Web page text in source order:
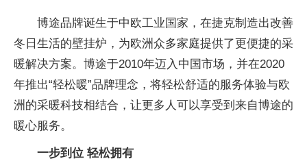
博途品牌诞生于中欧工业国家，在捷克制造出改善
冬日生活的壁挂炉，为欧洲众多家庭提供了更便捷的采
暖解决方案。博途于2010年迈入中国市场，并在2020
年推出“轻松暖”品牌理念，将轻松舒适的服务体验与欧
洲的采暖科技相结合，让更多人可以享受到来自博途的
暖心服务。
一步到位 轻松拥有